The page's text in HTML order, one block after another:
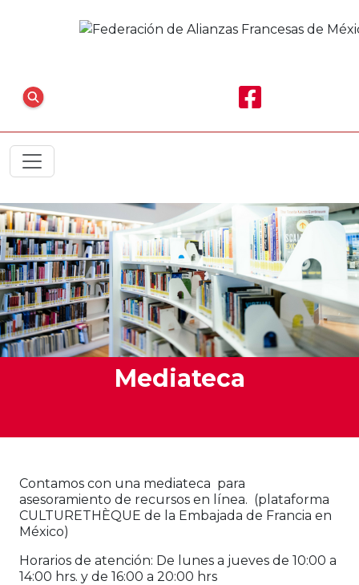
Mediateca
Contamos con una mediateca para
asesoramiento de recursos en línea. (plataforma
CULTURETHÈQUE de la Embajada de Francia en
México)
Horarios de atención: De lunes a jueves de 10:00 a
14:00 hrs. y de 16:00 a 20:00 hrs